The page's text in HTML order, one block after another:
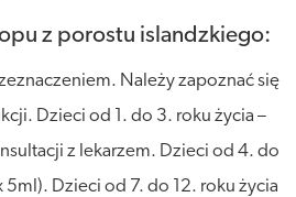
z porostu islandzkiego:
Należy zapoznać się
Dzieci od 1. do 3. roku życia –
z lekarzem. Dzieci od 4. do
5ml). Dzieci od 7. do 12. roku życia